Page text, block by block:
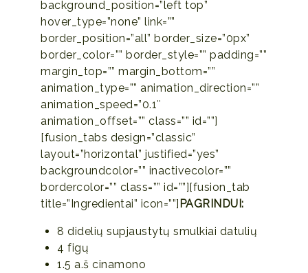
background_position=”left top”
hover_type=”none” link=””
border_position=”all” border_size=”0px”
border_color=”” border_style=”” padding=””
margin_top=”” margin_bottom=””
animation_type=”” animation_direction=””
animation_speed=”0.1″
animation_offset=”” class=”” id=””]
[fusion_tabs design=”classic”
layout=”horizontal” justified=”yes”
backgroundcolor=”” inactivecolor=””
bordercolor=”” class=”” id=””][fusion_tab
title=”Ingredientai” icon=””] PAGRINDUI:
8 didelių supjaustytų smulkiai datulių
4 figų
1.5 a.š cinamono